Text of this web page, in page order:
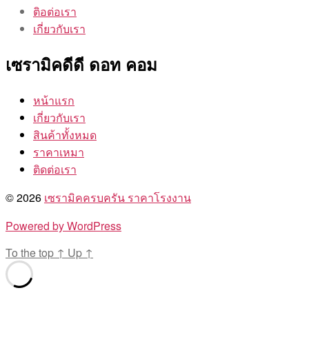
ติอต่อเรา
เกี่ยวกับเรา
เซรามิคดีดี ดอท คอม
หน้าแรก
เกี่ยวกับเรา
สินค้าทั้งหมด
ราคาเหมา
ติดต่อเรา
© 2026 เซรามิคครบครัน ราคาโรงงาน
Powered by WordPress
To the top ↑ Up ↑